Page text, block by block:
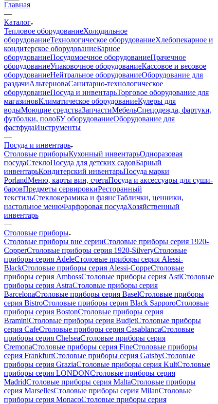
Главная
—
Каталог
Тепловое оборудованиеХолодильное
оборудованиеТехнологическое оборудованиеХлебопекарное и
кондитерское оборудованиеБарное
оборудованиеПосудомоечное оборудованиеПрачечное
оборудованиеУпаковочное оборудованиеКассовое и весовое
оборудованиеНейтральное оборудованиеОборудование для
раздачиАльтерноваСанитарно-технологическое
оборудованиеПосуда и инвентарьТорговое оборудование для
магазиновКлиматическое оборудованиеКулеры для
водыМоющие средстваЗапчастиМебельСпецодежда, фартуки,
футболки, полоБУ оборудованиеОборудование для
фастфудаИнструменты
—
Посуда и инвентарь
Столовые приборыКухонный инвентарьОдноразовая
посудаСтеклоПосуда для детских садовБарный
инвентарьКондитерский инвентарьПосуда марки
PorlandМеню, карты вин, счетаПосуда и аксессуары для суши-
баровПредметы сервировкиРесторанный
текстильСтеклокерамика и фаянсТаблички, ценники,
настольное менюФарфоровая посудаХозяйственный
инвентарь
—
Столовые приборы
Столовые приборы вне серииСтоловые приборы серия 1920-
CopperСтоловые приборы серия 1920-SilveryСтоловые
приборы серия AdeleСтоловые приборы серия Alessi-
BlackСтоловые приборы серия Alessi-CoppeСтоловые
приборы серия AmbossСтоловые приборы серия AstiСтоловые
приборы серия AstraСтоловые приборы серия
BarcelonaСтоловые приборы серия BaselСтоловые приборы
серия BistroСтоловые приборы серия Black SapporoСтоловые
приборы серия BostonСтоловые приборы серия
BraminiСтоловые приборы серия BudjetСтоловые приборы
серия CafeСтоловые приборы серия CasablancaСтоловые
приборы серия ChelseaСтоловые приборы серия
CremonaСтоловые приборы серия FineСтоловые приборы
серия FrankfurtСтоловые приборы серия GatsbyСтоловые
приборы серия GraziaСтоловые приборы серия KultСтоловые
приборы серия LONDONСтоловые приборы серия
MadridСтоловые приборы серия MaltaСтоловые приборы
серия MarsellesСтоловые приборы серия MilanСтоловые
приборы серия MonacoСтоловые приборы серия